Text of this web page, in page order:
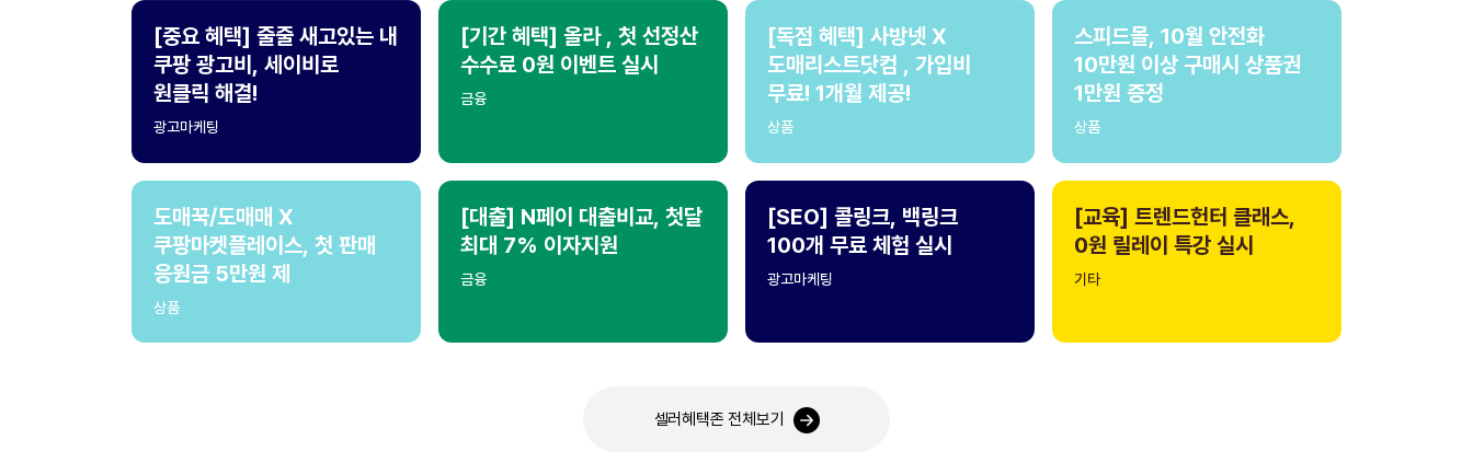
[중요 혜택] 줄줄 새고있는 내
쿠팡 광고비, 세이비로
원클릭 해결!
광고마케팅
[기간 혜택] 올라 , 첫 선정산
수수료 0원 이벤트 실시
금융
[독점 혜택] 사방넷 X
도매리스트닷컴 , 가입비
무료! 1개월 제공!
상품
스피드몰, 10월 안전화
10만원 이상 구매시 상품권
1만원 증정
상품
도매꾹/도매매 X
쿠팡마켓플레이스, 첫 판매
응원금 5만원 제
상품
[대출] N페이 대출비교, 첫달
최대 7% 이자지원
금융
[SEO] 콜링크, 백링크
100개 무료 체험 실시
광고마케팅
[교육] 트렌드헌터 클래스,
0원 릴레이 특강 실시
기타
셀러혜택존 전체보기